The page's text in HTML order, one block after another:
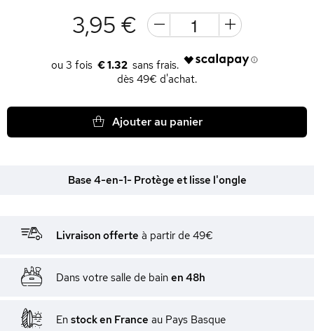
3,95 €
€ 1.32
dès 49€ d'achat.
Ajouter au panier
Base 4-en-1- Protège et lisse l'ongle
Livraison offerte à partir de 49€
Dans votre salle de bain en 48h
En stock en France au Pays Basque